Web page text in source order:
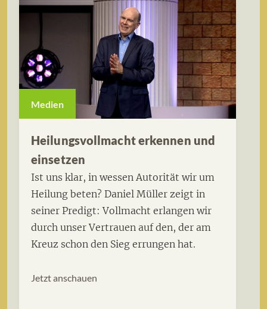
Medien
Heilungsvollmacht erkennen und
einsetzen
Ist uns klar, in wessen Autorität wir um
Heilung beten? Daniel Müller zeigt in
seiner Predigt: Vollmacht erlangen wir
durch unser Vertrauen auf den, der am
Kreuz schon den Sieg errungen hat.
Jetzt anschauen